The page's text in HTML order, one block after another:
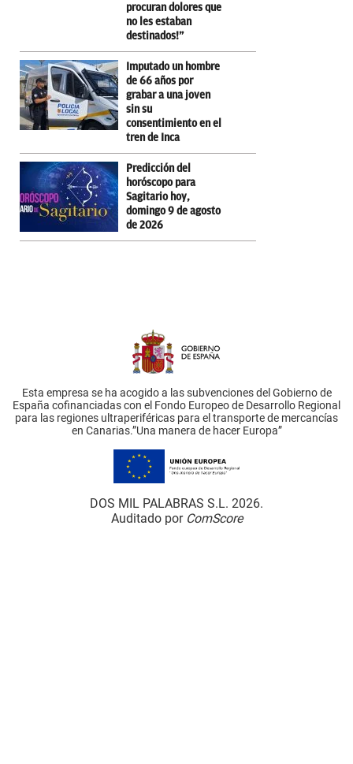
procuran dolores que
no les estaban
destinados!”
Imputado un hombre
de 66 años por
grabar a una joven
sin su
consentimiento en el
tren de Inca
Predicción del
horóscopo para
Sagitario hoy,
domingo 9 de agosto
de 2026
Esta empresa se ha acogido a las subvenciones del Gobierno de
España cofinanciadas con el Fondo Europeo de Desarrollo Regional
para las regiones ultraperiféricas para el transporte de mercancías
en Canarias.”Una manera de hacer Europa”
DOS MIL PALABRAS S.L. 2026.
Auditado por ComScore